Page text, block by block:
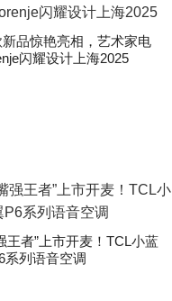
新品惊艳亮相，艺术家电
闪耀设计上海2025
王者”上市开麦！TCL小蓝
系列语音空调